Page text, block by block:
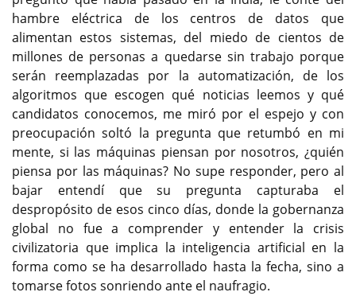
hambre eléctrica de los centros de datos que
alimentan estos sistemas, del miedo de cientos de
millones de personas a quedarse sin trabajo porque
serán reemplazadas por la automatización, de los
algoritmos que escogen qué noticias leemos y qué
candidatos conocemos, me miró por el espejo y con
preocupación soltó la pregunta que retumbó en mi
mente, si las máquinas piensan por nosotros, ¿quién
piensa por las máquinas? No supe responder, pero al
bajar entendí que su pregunta capturaba el
despropósito de esos cinco días, donde la gobernanza
global no fue a comprender y entender la crisis
civilizatoria que implica la inteligencia artificial en la
forma como se ha desarrollado hasta la fecha, sino a
tomarse fotos sonriendo ante el naufragio.